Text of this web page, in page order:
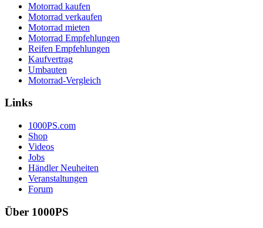
Motorrad kaufen
Motorrad verkaufen
Motorrad mieten
Motorrad Empfehlungen
Reifen Empfehlungen
Kaufvertrag
Umbauten
Motorrad-Vergleich
Links
1000PS.com
Shop
Videos
Jobs
Händler Neuheiten
Veranstaltungen
Forum
Über 1000PS